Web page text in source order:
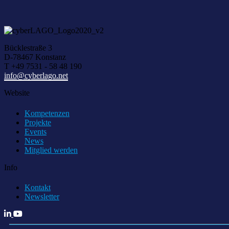
Bücklestraße 3
D-78467 Konstanz
T +49 7531 - 58 48 190
info@cyberlago.net
Website
Kompetenzen
Projekte
Events
News
Mitglied werden
Info
Kontakt
Newsletter